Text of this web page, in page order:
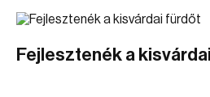
Fejlesztenék a